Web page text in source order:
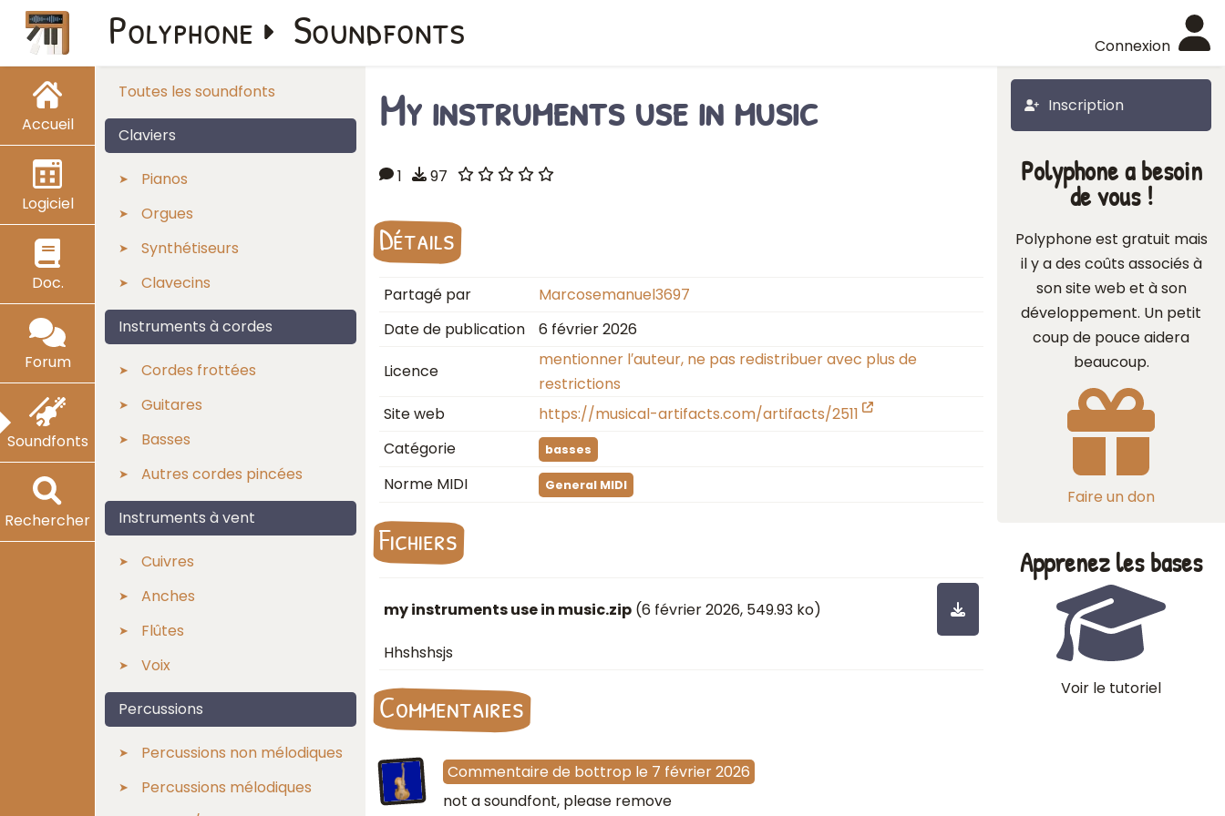
Accueil
Logiciel
Doc.
Forum
Soundfonts
Rechercher
Connexion
Polyphone Soundfonts
Toutes les soundfonts
Claviers
Pianos
Orgues
Synthétiseurs
Clavecins
Instruments à cordes
Cordes frottées
Guitares
Basses
Autres cordes pincées
Instruments à vent
Cuivres
Anches
Flûtes
Voix
Percussions
Percussions non mélodiques
Percussions mélodiques
Inscription
My instruments use in music
1 97
Détails
Partagé par
Marcosemanuel3697
Date de publication
6 février 2026
Licence
mentionner l′auteur, ne pas redistribuer avec plus de
restrictions
Site web
https://musical-artifacts.com/artifacts/2511
Catégorie
basses
Norme MIDI General MIDI
Fichiers
my instruments use in music.zip (6 février 2026, 549.93 ko)
Hhshshsjs
Commentaires
Commentaire de bottrop le 7 février 2026
not a soundfont, please remove
Polyphone a besoin
de vous !
Polyphone est gratuit mais
il y a des coûts associés à
son site web et à son
développement. Un petit
coup de pouce aidera
beaucoup.
Faire un don
Apprenez les bases
Voir le tutoriel